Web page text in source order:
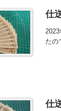
仕
たの
仕